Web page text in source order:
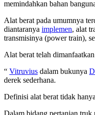
memindahkan bahan
Alat berat pada umumnya
diantaranya implemen, alat
transmisinya (power train),
Alat berat telah
“ Vitruvius dalam bukunya
derek sederhana.
Definisi alat berat tidak